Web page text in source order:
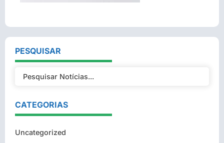
PESQUISAR
CATEGORIAS
Uncategorized